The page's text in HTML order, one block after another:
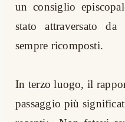
un consiglio
stato attraversato
sempre ricomposti.
In terzo luogo, il
passaggio più